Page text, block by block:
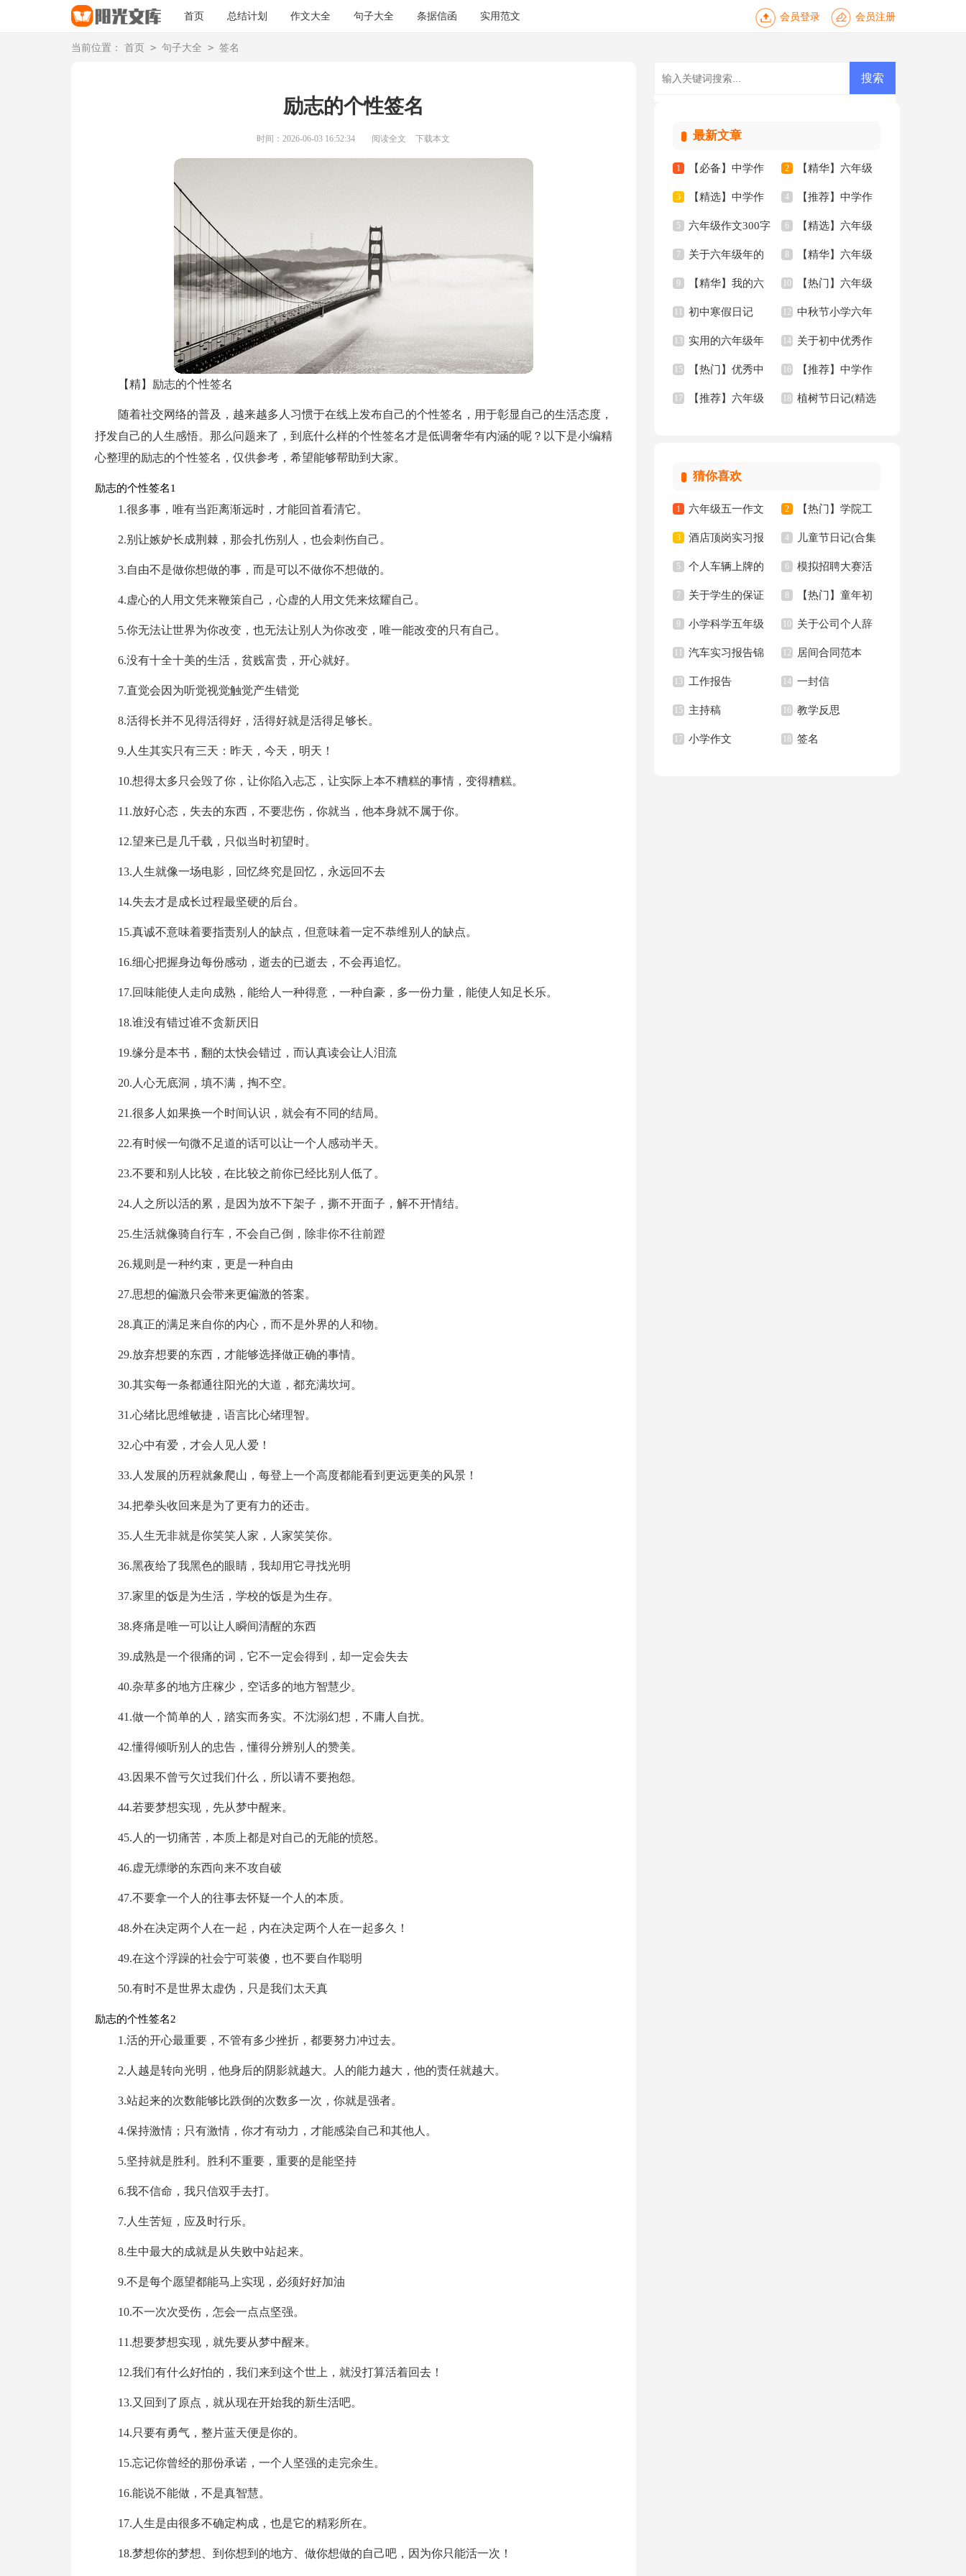
首页 总结计划 作文大全 句子大全 条据信函 实用范文 会员登录 会员注册
当前位置： 首页 > 句子大全 > 签名
励志的个性签名
时间：2026-06-03 16:52:34 阅读全文 下载本文
【精】励志的个性签名
随着社交网络的普及，越来越多人习惯于在线上发布自己的个性签名，用于彰显自己的生活态度，
抒发自己的人生感悟。那么问题来了，到底什么样的个性签名才是低调奢华有内涵的呢？以下是小编精
心整理的励志的个性签名，仅供参考，希望能够帮助到大家。
励志的个性签名1
1.很多事，唯有当距离渐远时，才能回首看清它。
2.别让嫉妒长成荆棘，那会扎伤别人，也会刺伤自己。
3.自由不是做你想做的事，而是可以不做你不想做的。
4.虚心的人用文凭来鞭策自己，心虚的人用文凭来炫耀自己。
5.你无法让世界为你改变，也无法让别人为你改变，唯一能改变的只有自己。
6.没有十全十美的生活，贫贱富贵，开心就好。
7.直觉会因为听觉视觉触觉产生错觉
8.活得长并不见得活得好，活得好就是活得足够长。
9.人生其实只有三天：昨天，今天，明天！
10.想得太多只会毁了你，让你陷入忐忑，让实际上本不糟糕的事情，变得糟糕。
11.放好心态，失去的东西，不要悲伤，你就当，他本身就不属于你。
12.望来已是几千载，只似当时初望时。
13.人生就像一场电影，回忆终究是回忆，永远回不去
14.失去才是成长过程最坚硬的后台。
15.真诚不意味着要指责别人的缺点，但意味着一定不恭维别人的缺点。
16.细心把握身边每份感动，逝去的已逝去，不会再追忆。
17.回味能使人走向成熟，能给人一种得意，一种自豪，多一份力量，能使人知足长乐。
18.谁没有错过谁不贪新厌旧
19.缘分是本书，翻的太快会错过，而认真读会让人泪流
20.人心无底洞，填不满，掏不空。
21.很多人如果换一个时间认识，就会有不同的结局。
22.有时候一句微不足道的话可以让一个人感动半天。
23.不要和别人比较，在比较之前你已经比别人低了。
24.人之所以活的累，是因为放不下架子，撕不开面子，解不开情结。
25.生活就像骑自行车，不会自己倒，除非你不往前蹬
26.规则是一种约束，更是一种自由
27.思想的偏激只会带来更偏激的答案。
28.真正的满足来自你的内心，而不是外界的人和物。
29.放弃想要的东西，才能够选择做正确的事情。
30.其实每一条都通往阳光的大道，都充满坎坷。
31.心绪比思维敏捷，语言比心绪理智。
32.心中有爱，才会人见人爱！
33.人发展的历程就象爬山，每登上一个高度都能看到更远更美的风景！
34.把拳头收回来是为了更有力的还击。
35.人生无非就是你笑笑人家，人家笑笑你。
36.黑夜给了我黑色的眼睛，我却用它寻找光明
37.家里的饭是为生活，学校的饭是为生存。
38.疼痛是唯一可以让人瞬间清醒的东西
39.成熟是一个很痛的词，它不一定会得到，却一定会失去
40.杂草多的地方庄稼少，空话多的地方智慧少。
41.做一个简单的人，踏实而务实。不沈溺幻想，不庸人自扰。
42.懂得倾听别人的忠告，懂得分辨别人的赞美。
43.因果不曾亏欠过我们什么，所以请不要抱怨。
44.若要梦想实现，先从梦中醒来。
45.人的一切痛苦，本质上都是对自己的无能的愤怒。
46.虚无缥缈的东西向来不攻自破
47.不要拿一个人的往事去怀疑一个人的本质。
48.外在决定两个人在一起，内在决定两个人在一起多久！
49.在这个浮躁的社会宁可装傻，也不要自作聪明
50.有时不是世界太虚伪，只是我们太天真
励志的个性签名2
1.活的开心最重要，不管有多少挫折，都要努力冲过去。
2.人越是转向光明，他身后的阴影就越大。人的能力越大，他的责任就越大。
3.站起来的次数能够比跌倒的次数多一次，你就是强者。
4.保持激情；只有激情，你才有动力，才能感染自己和其他人。
5.坚持就是胜利。胜利不重要，重要的是能坚持
6.我不信命，我只信双手去打。
7.人生苦短，应及时行乐。
8.生中最大的成就是从失败中站起来。
9.不是每个愿望都能马上实现，必须好好加油
10.不一次次受伤，怎会一点点坚强。
11.想要梦想实现，就先要从梦中醒来。
12.我们有什么好怕的，我们来到这个世上，就没打算活着回去！
13.又回到了原点，就从现在开始我的新生活吧。
14.只要有勇气，整片蓝天便是你的。
15.忘记你曾经的那份承诺，一个人坚强的走完余生。
16.能说不能做，不是真智慧。
17.人生是由很多不确定构成，也是它的精彩所在。
18.梦想你的梦想、到你想到的地方、做你想做的自己吧，因为你只能活一次！
最新文章
1 【必备】中学作
文锦集六篇
2 【精华】六年级
作文300字汇总6篇
3 【精选】中学作
文汇总8篇
4 【推荐】中学作
文汇总八篇
5 六年级作文300字
汇总8篇
6 【精选】六年级
的作文300字三篇
7 关于六年级年的
作文300字8篇
8 【精华】六年级
的作文300字集合9篇
9 【精华】我的六
年级小学作文3篇
10 【热门】六年级
年的作文300字3篇
11 初中寒假日记
【热】
12 中秋节小学六年
级作文
13 实用的六年级年
的作文300字6篇
14 关于初中优秀作
文汇编10篇
15 【热门】优秀中
学作文九篇
16 【推荐】中学作
文3篇
17 【推荐】六年级 18 植树节日记(精选
猜你喜欢
1 六年级五一作文
300字集锦7篇
2 【热门】学院工
作计划四篇
3 酒店顶岗实习报
告十篇
4 儿童节日记(合集
15篇)
5 个人车辆上牌的
委托书
6 模拟招聘大赛活
动总结
7 关于学生的保证
书汇总八篇
8 【热门】童年初
中作文300字集锦十
篇
9 小学科学五年级
上册教学计划
10 关于公司个人辞
职报告汇总6篇
11 汽车实习报告锦
集八篇
12 居间合同范本
13 工作报告 14 一封信
15 主持稿 16 教学反思
17 小学作文 18 签名